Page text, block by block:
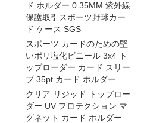
ド ホルダー 0.35MM 紫外線
保護取引スポーツ野球カー
ド ケース SGS
スポーツ カードのための堅
いポリ塩化ビニール 3x4 ト
ップローダー カード スリー
ブ 35pt カード ホルダー
クリア リジッド トップロー
ダー UV プロテクション マ
グネット カード ホルダー